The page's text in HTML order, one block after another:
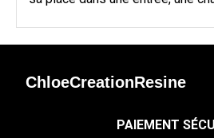
ChloeCreationResine
PAIEMENT